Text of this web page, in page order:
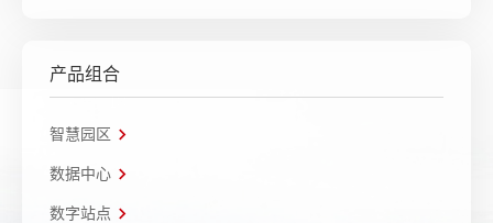
产品组合
智慧园区
数据中心
数字站点